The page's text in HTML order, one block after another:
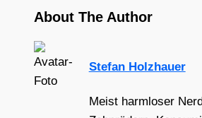
About The Author
Stefan Holzhauer
Meist harmloser